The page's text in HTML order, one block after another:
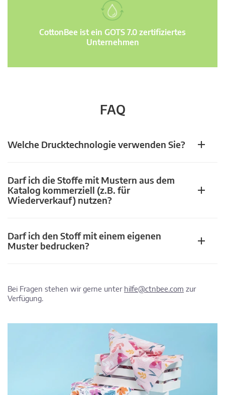
CottonBee ist ein GOTS 7.0 zertifiziertes
Unternehmen
FAQ
Welche Drucktechnologie verwenden Sie?
Darf ich die Stoffe mit Mustern aus dem
Katalog kommerziell (z.B. für
Wiederverkauf) nutzen?
Darf ich den Stoff mit einem eigenen
Muster bedrucken?
Bei Fragen stehen wir gerne unter hilfe@ctnbee.com zur
Verfügung.